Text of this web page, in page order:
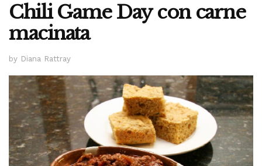
Chili Game Day con carne
macinata
by Diana Rattray